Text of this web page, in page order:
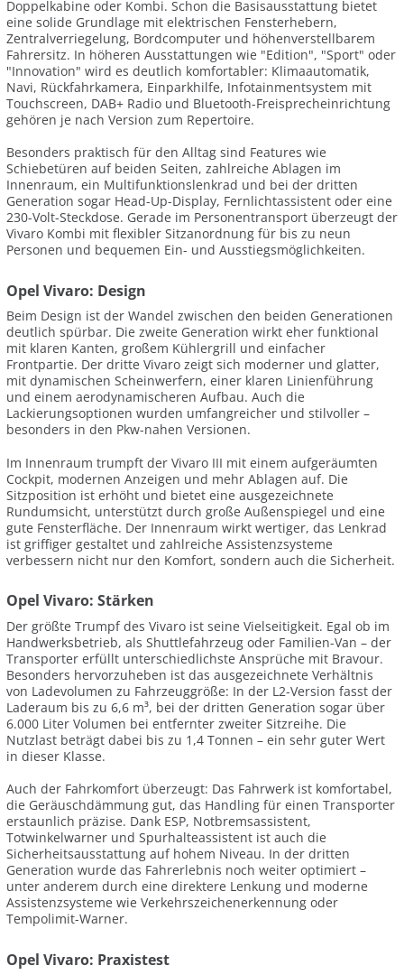
Doppelkabine oder Kombi. Schon die Basisausstattung bietet
eine solide Grundlage mit elektrischen Fensterhebern,
Zentralverriegelung, Bordcomputer und höhenverstellbarem
Fahrersitz. In höheren Ausstattungen wie "Edition", "Sport" oder
"Innovation" wird es deutlich komfortabler: Klimaautomatik,
Navi, Rückfahrkamera, Einparkhilfe, Infotainmentsystem mit
Touchscreen, DAB+ Radio und Bluetooth-Freisprecheinrichtung
gehören je nach Version zum Repertoire.
Besonders praktisch für den Alltag sind Features wie
Schiebetüren auf beiden Seiten, zahlreiche Ablagen im
Innenraum, ein Multifunktionslenkrad und bei der dritten
Generation sogar Head-Up-Display, Fernlichtassistent oder eine
230-Volt-Steckdose. Gerade im Personentransport überzeugt der
Vivaro Kombi mit flexibler Sitzanordnung für bis zu neun
Personen und bequemen Ein- und Ausstiegsmöglichkeiten.
Opel Vivaro: Design
Beim Design ist der Wandel zwischen den beiden Generationen
deutlich spürbar. Die zweite Generation wirkt eher funktional
mit klaren Kanten, großem Kühlergrill und einfacher
Frontpartie. Der dritte Vivaro zeigt sich moderner und glatter,
mit dynamischen Scheinwerfern, einer klaren Linienführung
und einem aerodynamischeren Aufbau. Auch die
Lackierungsoptionen wurden umfangreicher und stilvoller –
besonders in den Pkw-nahen Versionen.
Im Innenraum trumpft der Vivaro III mit einem aufgeräumten
Cockpit, modernen Anzeigen und mehr Ablagen auf. Die
Sitzposition ist erhöht und bietet eine ausgezeichnete
Rundumsicht, unterstützt durch große Außenspiegel und eine
gute Fensterfläche. Der Innenraum wirkt wertiger, das Lenkrad
ist griffiger gestaltet und zahlreiche Assistenzsysteme
verbessern nicht nur den Komfort, sondern auch die Sicherheit.
Opel Vivaro: Stärken
Der größte Trumpf des Vivaro ist seine Vielseitigkeit. Egal ob im
Handwerksbetrieb, als Shuttlefahrzeug oder Familien-Van – der
Transporter erfüllt unterschiedlichste Ansprüche mit Bravour.
Besonders hervorzuheben ist das ausgezeichnete Verhältnis
von Ladevolumen zu Fahrzeuggröße: In der L2-Version fasst der
Laderaum bis zu 6,6 m³, bei der dritten Generation sogar über
6.000 Liter Volumen bei entfernter zweiter Sitzreihe. Die
Nutzlast beträgt dabei bis zu 1,4 Tonnen – ein sehr guter Wert
in dieser Klasse.
Auch der Fahrkomfort überzeugt: Das Fahrwerk ist komfortabel,
die Geräuschdämmung gut, das Handling für einen Transporter
erstaunlich präzise. Dank ESP, Notbremsassistent,
Totwinkelwarner und Spurhalteassistent ist auch die
Sicherheitsausstattung auf hohem Niveau. In der dritten
Generation wurde das Fahrerlebnis noch weiter optimiert –
unter anderem durch eine direktere Lenkung und moderne
Assistenzsysteme wie Verkehrszeichenerkennung oder
Tempolimit-Warner.
Opel Vivaro: Praxistest